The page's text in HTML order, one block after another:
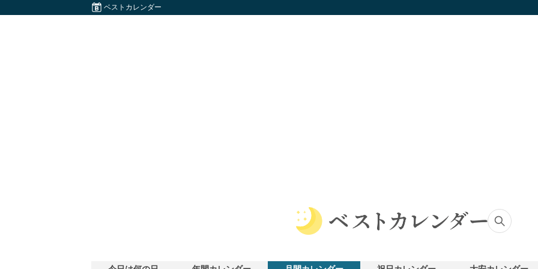
ベストカレンダー